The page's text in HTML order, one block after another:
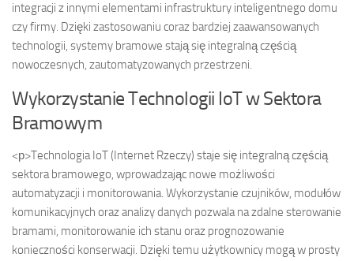
integracji z innymi elementami infrastruktury inteligentnego domu
czy firmy. Dzięki zastosowaniu coraz bardziej zaawansowanych
technologii, systemy bramowe stają się integralną częścią
nowoczesnych, zautomatyzowanych przestrzeni.
Wykorzystanie Technologii IoT w Sektora
Bramowym
<р>Technologia IoT (Internet Rzeczy) staje się integralną częścią
sektora bramowego, wprowadzając nowe możliwości
automatyzacji i monitorowania. Wykorzystanie czujników, modułów
komunikacyjnych oraz analizy danych pozwala na zdalne sterowanie
bramami, monitorowanie ich stanu oraz prognozowanie
konieczności konserwacji. Dzięki temu użytkownicy mogą w prosty